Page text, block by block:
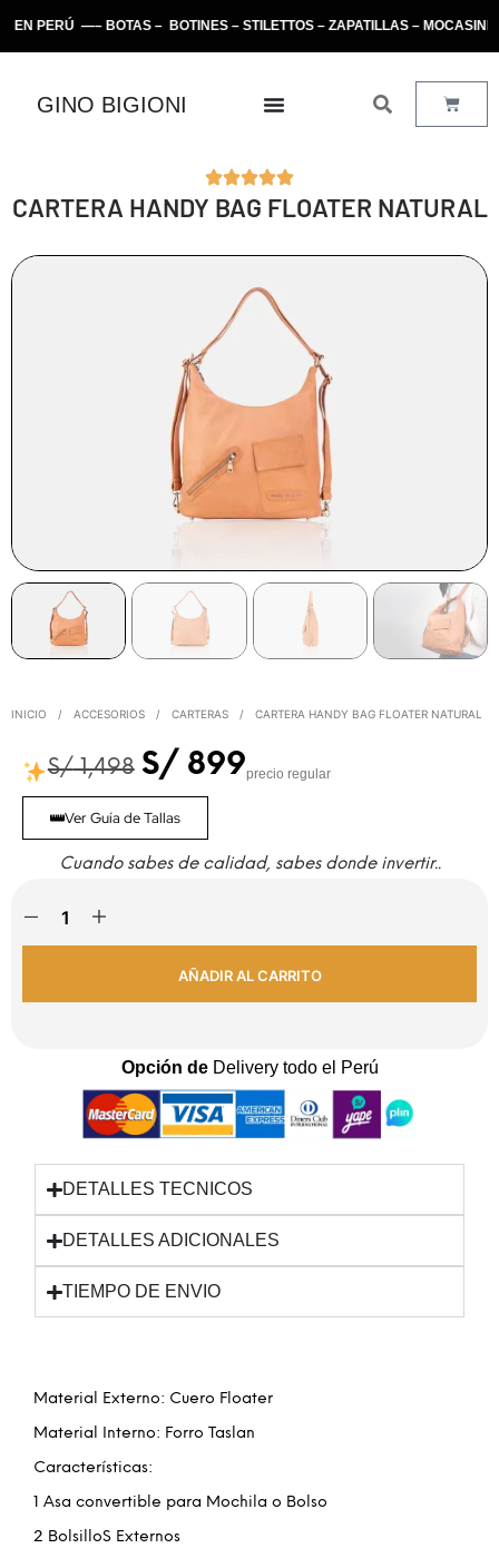
PERÚ —– BOTAS – BOTINES – STILETTOS – ZAPATILLAS –
GINO BIGIONI
CARTERA HANDY BAG FLOATER NATURAL
INICIO / ACCESORIOS / CARTERAS / CARTERA HANDY BAG FLOATER NATURAL
S/1,498 S/ 899precio regular
Ver Guía de Tallas
Cuando sabes de calidad, sabes donde invertir..
AÑADIR AL CARRITO
Opción de Delivery todo el Perú
DETALLES TECNICOS
DETALLES ADICIONALES
TIEMPO DE ENVIO
Material Externo: Cuero Floater
Material Interno: Forro Taslan
Características:
1 Asa convertible para Mochila o Bolso
2 BolsilloS Externos